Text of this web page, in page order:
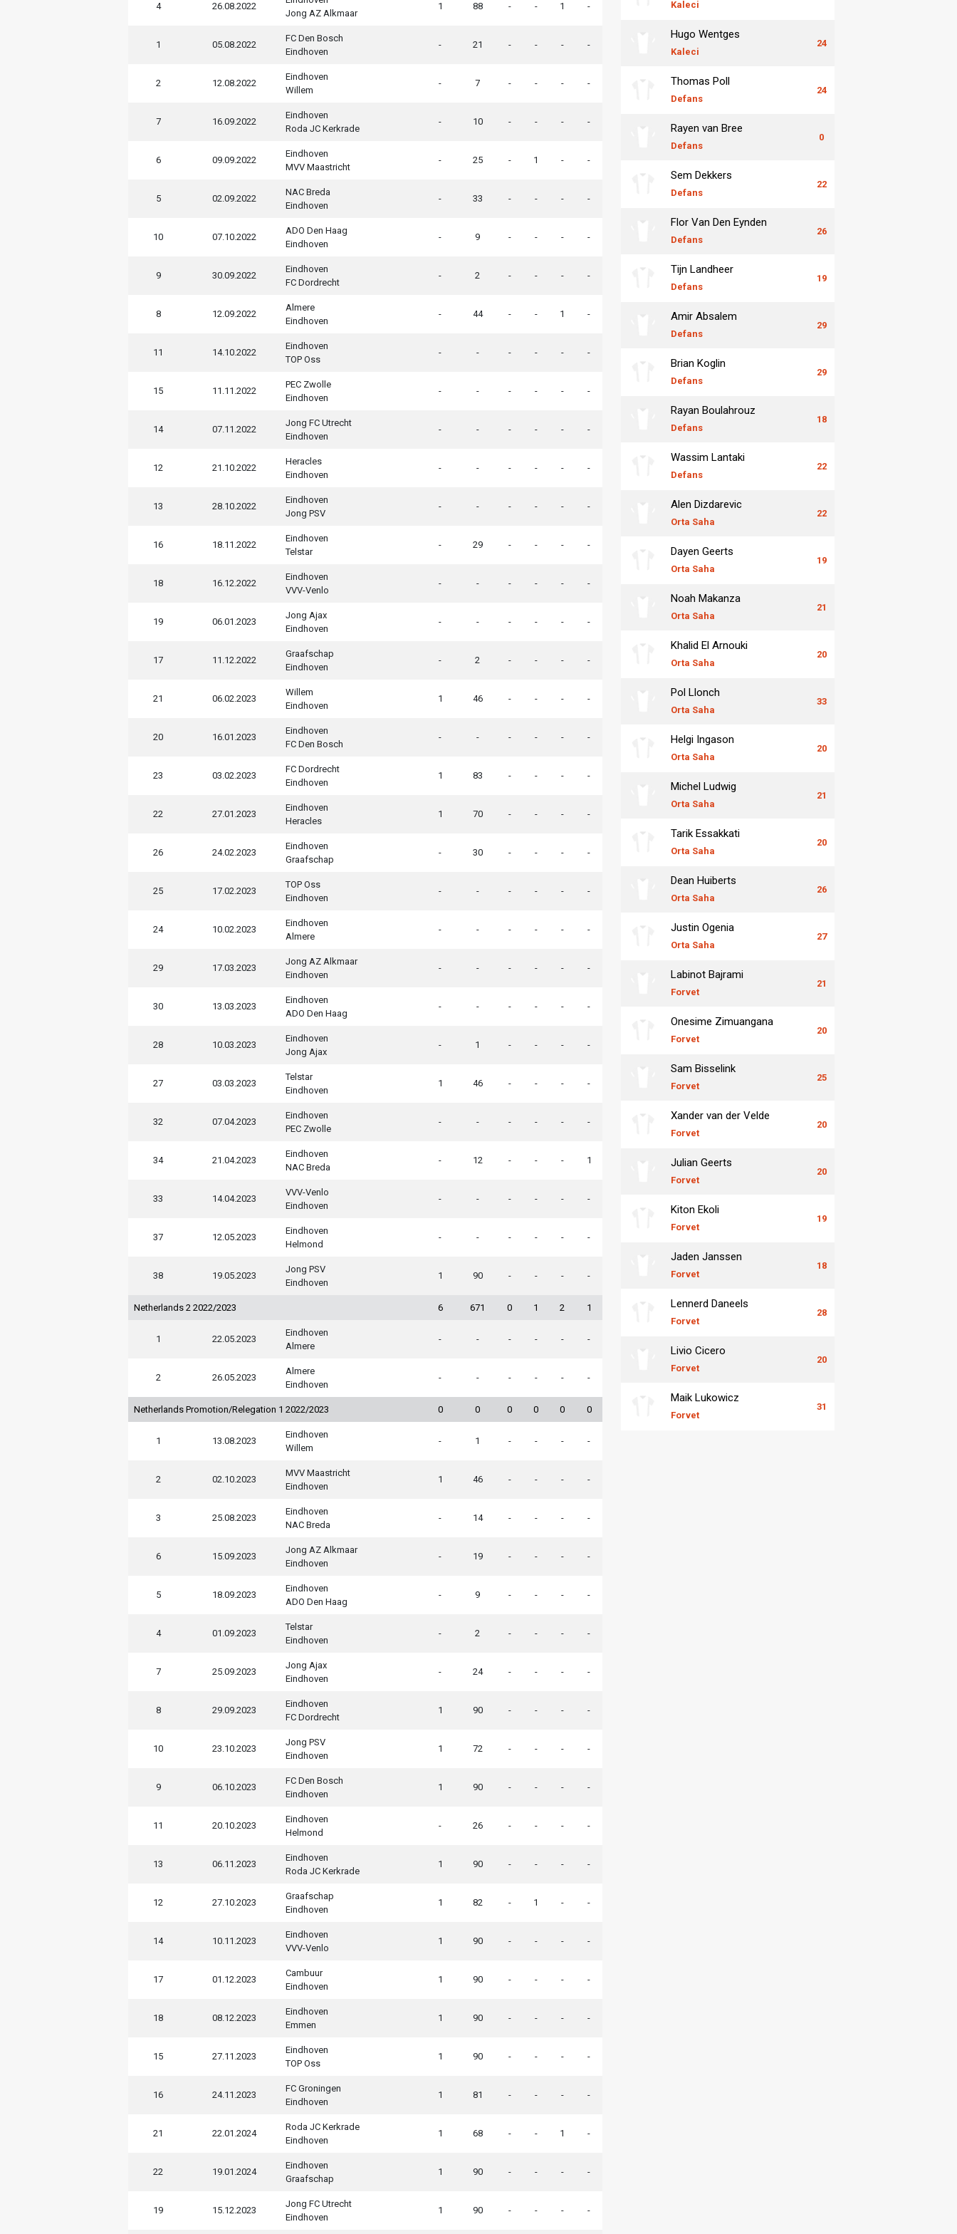
4 26.08.2022
Jong AZ Alkmaar
1 88 - - 1 -
1 05.08.2022
FC Den Bosch
Eindhoven
- 21 - - - -
2 12.08.2022
Eindhoven
Willem
- 7 - - - -
7 16.09.2022
Eindhoven
Roda JC Kerkrade
- 10 - - - -
6 09.09.2022
Eindhoven
MVV Maastricht
- 25 - 1 - -
5 02.09.2022
NAC Breda
Eindhoven
- 33 - - - -
10 07.10.2022
ADO Den Haag
Eindhoven
- 9 - - - -
9 30.09.2022
Eindhoven
FC Dordrecht
- 2 - - - -
8 12.09.2022
Almere
Eindhoven
- 44 - - 1 -
11 14.10.2022
Eindhoven
TOP Oss
- - - - - -
15 11.11.2022
PEC Zwolle
Eindhoven
- - - - - -
14 07.11.2022
Jong FC Utrecht
Eindhoven
- - - - - -
12 21.10.2022
Heracles
Eindhoven
- - - - - -
13 28.10.2022
Eindhoven
Jong PSV
- - - - - -
16 18.11.2022
Eindhoven
Telstar
- 29 - - - -
18 16.12.2022
Eindhoven
VVV-Venlo
- - - - - -
19 06.01.2023
Jong Ajax
Eindhoven
- - - - - -
17 11.12.2022
Graafschap
Eindhoven
- 2 - - - -
21 06.02.2023
Willem
Eindhoven
1 46 - - - -
20 16.01.2023
Eindhoven
FC Den Bosch
- - - - - -
23 03.02.2023
FC Dordrecht
Eindhoven
1 83 - - - -
22 27.01.2023
Eindhoven
Heracles
1 70 - - - -
26 24.02.2023
Eindhoven
Graafschap
- 30 - - - -
25 17.02.2023
TOP Oss
Eindhoven
- - - - - -
24 10.02.2023
Eindhoven
Almere
- - - - - -
29 17.03.2023
Jong AZ Alkmaar
Eindhoven
- - - - - -
30 13.03.2023
Eindhoven
ADO Den Haag
- - - - - -
28 10.03.2023
Eindhoven
Jong Ajax
- 1 - - - -
27 03.03.2023
Telstar
Eindhoven
1 46 - - - -
32 07.04.2023
Eindhoven
PEC Zwolle
- - - - - -
34 21.04.2023
Eindhoven
NAC Breda
- 12 - - - 1
33 14.04.2023
VVV-Venlo
Eindhoven
- - - - - -
37 12.05.2023
Eindhoven
Helmond
- - - - - -
38 19.05.2023
Jong PSV
Eindhoven
1 90 - - - -
Netherlands 2 2022/2023 6 671 0 1 2 1
1 22.05.2023
Eindhoven
Almere
- - - - - -
2 26.05.2023
Almere
Eindhoven
- - - - - -
Netherlands Promotion/Relegation 1 2022/2023 0 0 0 0 0 0
1 13.08.2023
Eindhoven
Willem
- 1 - - - -
2 02.10.2023
MVV Maastricht
Eindhoven
1 46 - - - -
3 25.08.2023
Eindhoven
NAC Breda
- 14 - - - -
6 15.09.2023
Jong AZ Alkmaar
Eindhoven
- 19 - - - -
5 18.09.2023
Eindhoven
ADO Den Haag
- 9 - - - -
4 01.09.2023
Telstar
Eindhoven
- 2 - - - -
7 25.09.2023
Jong Ajax
Eindhoven
- 24 - - - -
8 29.09.2023
Eindhoven
FC Dordrecht
1 90 - - - -
10 23.10.2023
Jong PSV
Eindhoven
1 72 - - - -
9 06.10.2023
FC Den Bosch
Eindhoven
1 90 - - - -
11 20.10.2023
Eindhoven
Helmond
- 26 - - - -
13 06.11.2023
Eindhoven
Roda JC Kerkrade
1 90 - - - -
12 27.10.2023
Graafschap
Eindhoven
1 82 - 1 - -
14 10.11.2023
Eindhoven
VVV-Venlo
1 90 - - - -
17 01.12.2023
Cambuur
Eindhoven
1 90 - - - -
18 08.12.2023
Eindhoven
Emmen
1 90 - - - -
15 27.11.2023
Eindhoven
TOP Oss
1 90 - - - -
16 24.11.2023
FC Groningen
Eindhoven
1 81 - - - -
21 22.01.2024
Roda JC Kerkrade
Eindhoven
1 68 - - 1 -
22 19.01.2024
Eindhoven
Graafschap
1 90 - - - -
19 15.12.2023
Jong FC Utrecht
Eindhoven
1 90 - - - -
Kaleci
Hugo Wentges
Kaleci
24
Thomas Poll
Defans
24
Rayen van Bree
Defans
0
Sem Dekkers
Defans
22
Flor Van Den Eynden
Defans
26
Tijn Landheer
Defans
19
Amir Absalem
Defans
29
Brian Koglin
Defans
29
Rayan Boulahrouz
Defans
18
Wassim Lantaki
Defans
22
Alen Dizdarevic
Orta Saha
22
Dayen Geerts
Orta Saha
19
Noah Makanza
Orta Saha
21
Khalid El Arnouki
Orta Saha
20
Pol Llonch
Orta Saha
33
Helgi Ingason
Orta Saha
20
Michel Ludwig
Orta Saha
21
Tarik Essakkati
Orta Saha
20
Dean Huiberts
Orta Saha
26
Justin Ogenia
Orta Saha
27
Labinot Bajrami
Forvet
21
Onesime Zimuangana
Forvet
20
Sam Bisselink
Forvet
25
Xander van der Velde
Forvet
20
Julian Geerts
Forvet
20
Kiton Ekoli
Forvet
19
Jaden Janssen
Forvet
18
Lennerd Daneels
Forvet
28
Livio Cicero
Forvet
20
Maik Lukowicz
Forvet
31